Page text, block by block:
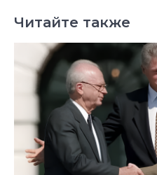
Читайте также